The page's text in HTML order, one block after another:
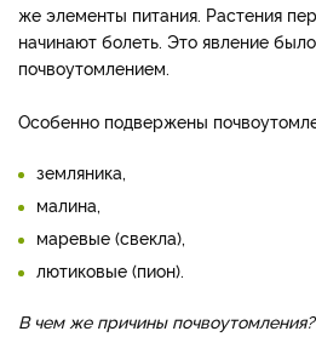
же элементы питания. Растения
начинают болеть. Это явление
почвоутомлением.
Особенно подвержены
земляника,
малина,
маревые (свекла),
лютиковые (пион).
В чем же причины почвоутомления?